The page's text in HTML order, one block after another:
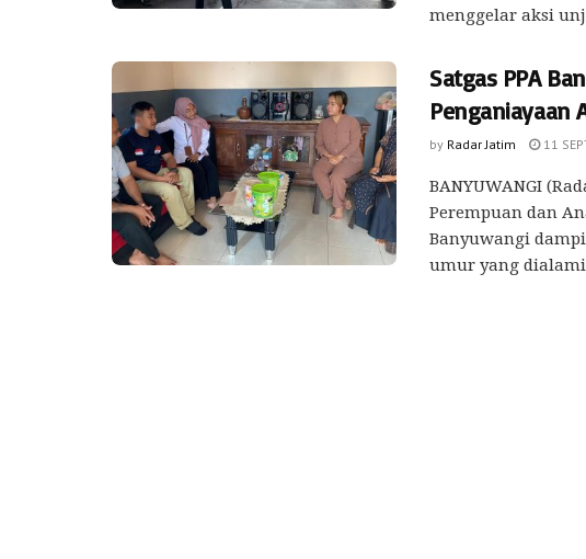
menggelar aksi
Satgas PPA
Penganiayaan
by Radar Jatim 11
BANYUWANGI
Perempuan dan
Banyuwangi
umur yang dialami